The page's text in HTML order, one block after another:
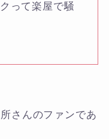
って楽屋で騒
さんのファンであ